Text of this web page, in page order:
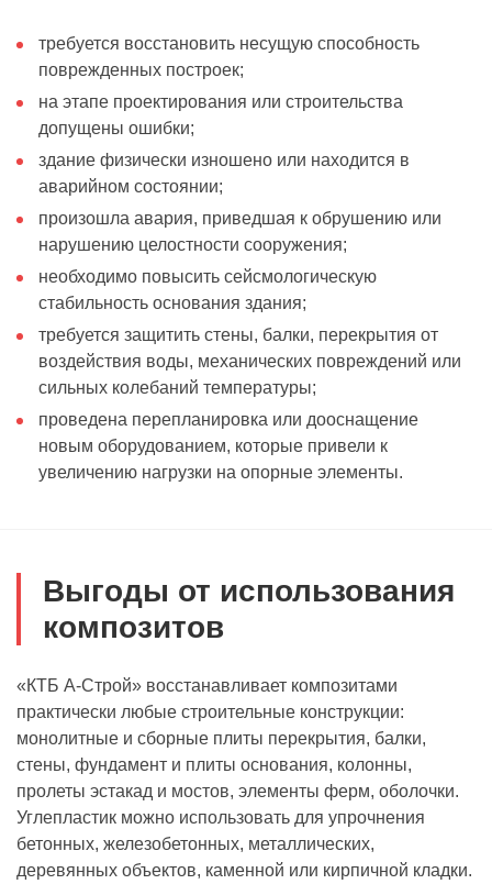
требуется восстановить несущую способность
поврежденных построек;
на этапе проектирования или строительства
допущены ошибки;
здание физически изношено или находится в
аварийном состоянии;
произошла авария, приведшая к обрушению или
нарушению целостности сооружения;
необходимо повысить сейсмологическую
стабильность основания здания;
требуется защитить стены, балки, перекрытия от
воздействия воды, механических повреждений или
сильных колебаний температуры;
проведена перепланировка или дооснащение
новым оборудованием, которые привели к
увеличению нагрузки на опорные элементы.
Выгоды от использования
композитов
«КТБ А-Строй» восстанавливает композитами
практически любые строительные конструкции:
монолитные и сборные плиты перекрытия, балки,
стены, фундамент и плиты основания, колонны,
пролеты эстакад и мостов, элементы ферм, оболочки.
Углепластик можно использовать для упрочнения
бетонных, железобетонных, металлических,
деревянных объектов, каменной или кирпичной кладки.